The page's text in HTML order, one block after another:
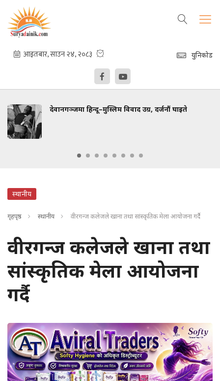
युनिकोड
देवानगञ्जमा हिन्दू–मुस्लिम विवाद उग्र, दर्जनौं घाइते
स्थानीय
गृहपृष्ठ स्थानीय वीरगन्ज कलेजले खाना तथा सांस्कृतिक मेला आयोजना गर्दै
वीरगन्ज कलेजले खाना तथा
सांस्कृतिक मेला आयोजना
गर्दै